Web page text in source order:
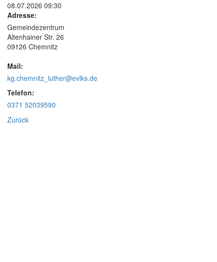
08.07.2026 09:30
Adresse:
Gemeindezentrum
Altenhainer Str. 26
09126 Chemnitz
Mail:
kg.chemnitz_luther@evlks.de
Telefon:
0371 52039590
Zurück